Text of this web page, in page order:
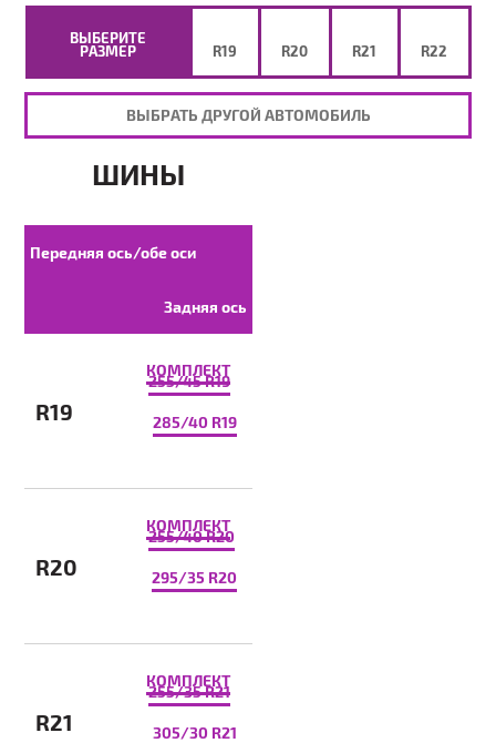
ВЫБЕРИТЕ
РАЗМЕР
R19 R20 R21 R22
ВЫБРАТЬ ДРУГОЙ АВТОМОБИЛЬ
ШИНЫ
Передняя ось/обе оси
Задняя ось
R19
КОМПЛЕКТ
255/45 R19
285/40 R19
R20
КОМПЛЕКТ
255/40 R20
295/35 R20
R21
КОМПЛЕКТ
255/35 R21
305/30 R21